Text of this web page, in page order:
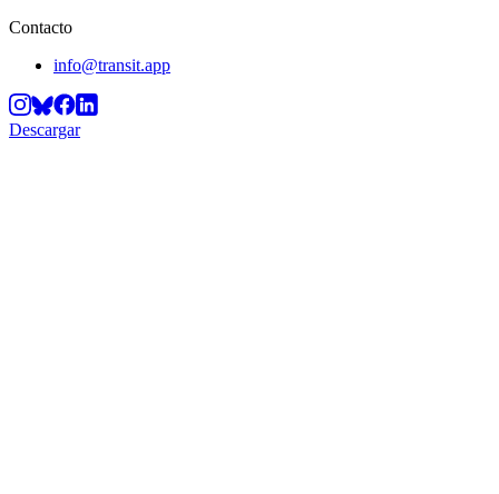
Contacto
info@transit.app
Descargar